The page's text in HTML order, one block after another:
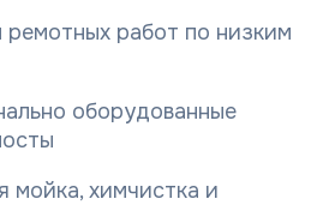
работ по низким
оборудованные
мойка, химчистка и